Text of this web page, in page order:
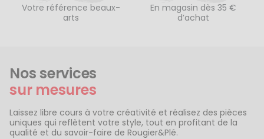
Votre référence beaux-
arts
En magasin dès 35 €
d’achat
Nos services
sur mesures
Laissez libre cours à votre créativité et réalisez des pièces
uniques qui reflètent votre style, tout en profitant de la
qualité et du savoir-faire de Rougier&Plé.